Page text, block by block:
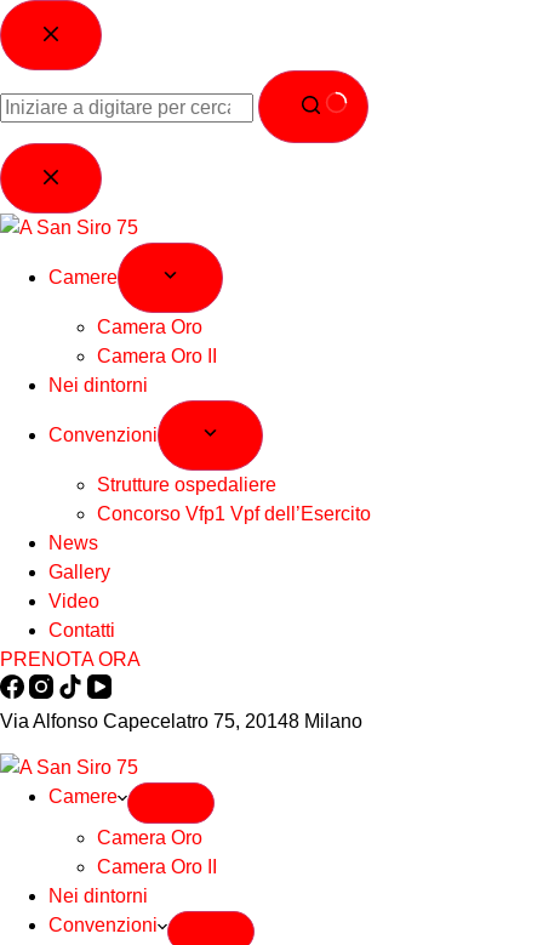
Camere
Camera Oro
Camera Oro II
Nei dintorni
Convenzioni
Strutture ospedaliere
Concorso Vfp1 Vpf dell’Esercito
News
Gallery
Video
Contatti
PRENOTA ORA
Via Alfonso Capecelatro 75, 20148 Milano
Camere
Camera Oro
Camera Oro II
Nei dintorni
Convenzioni